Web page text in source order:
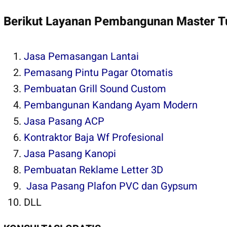
Berikut Layanan Pembangunan Master
Jasa Pemasangan Lantai
Pemasang Pintu Pagar Otomatis
Pembuatan Grill Sound Custom
Pembangunan Kandang Ayam Modern
Jasa Pasang ACP
Kontraktor Baja Wf Profesional
Jasa Pasang Kanopi
Pembuatan Reklame Letter 3D
Jasa Pasang Plafon PVC dan Gypsum
DLL